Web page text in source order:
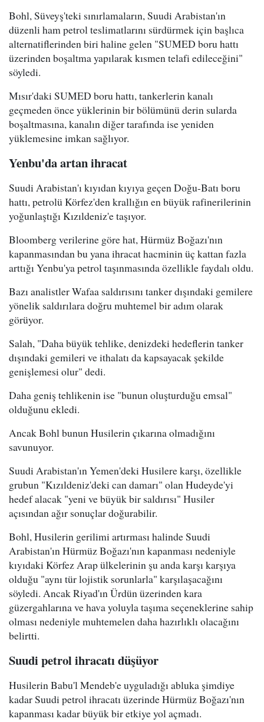
Bohl, Süveyş'teki sınırlamaların, Suudi Arabistan'ın
düzenli ham petrol teslimatlarını sürdürmek için başlıca
alternatiflerinden biri haline gelen "SUMED boru hattı
üzerinden boşaltma yapılarak kısmen telafi edileceğini"
söyledi.
Mısır'daki SUMED boru hattı, tankerlerin kanalı
geçmeden önce yüklerinin bir bölümünü derin sularda
boşaltmasına, kanalın diğer tarafında ise yeniden
yüklemesine imkan sağlıyor.
Yenbu'da artan ihracat
Suudi Arabistan'ı kıyıdan kıyıya geçen Doğu-Batı boru
hattı, petrolü Körfez'den krallığın en büyük rafinerilerinin
yoğunlaştığı Kızıldeniz'e taşıyor.
Bloomberg verilerine göre hat, Hürmüz Boğazı'nın
kapanmasından bu yana ihracat hacminin üç kattan fazla
arttığı Yenbu'ya petrol taşınmasında özellikle faydalı oldu.
Bazı analistler Wafaa saldırısını tanker dışındaki gemilere
yönelik saldırılara doğru muhtemel bir adım olarak
görüyor.
Salah, "Daha büyük tehlike, denizdeki hedeflerin tanker
dışındaki gemileri ve ithalatı da kapsayacak şekilde
genişlemesi olur" dedi.
Daha geniş tehlikenin ise "bunun oluşturduğu emsal"
olduğunu ekledi.
Ancak Bohl bunun Husilerin çıkarına olmadığını
savunuyor.
Suudi Arabistan'ın Yemen'deki Husilere karşı, özellikle
grubun "Kızıldeniz'deki can damarı" olan Hudeyde'yi
hedef alacak "yeni ve büyük bir saldırısı" Husiler
açısından ağır sonuçlar doğurabilir.
Bohl, Husilerin gerilimi artırması halinde Suudi
Arabistan'ın Hürmüz Boğazı'nın kapanması nedeniyle
kıyıdaki Körfez Arap ülkelerinin şu anda karşı karşıya
olduğu "aynı tür lojistik sorunlarla" karşılaşacağını
söyledi. Ancak Riyad'ın Ürdün üzerinden kara
güzergahlarına ve hava yoluyla taşıma seçeneklerine sahip
olması nedeniyle muhtemelen daha hazırlıklı olacağını
belirtti.
Suudi petrol ihracatı düşüyor
Husilerin Babu'l Mendeb'e uyguladığı abluka şimdiye
kadar Suudi petrol ihracatı üzerinde Hürmüz Boğazı'nın
kapanması kadar büyük bir etkiye yol açmadı.